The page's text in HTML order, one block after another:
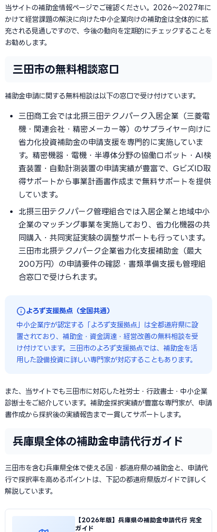
当サイトの補助金情報ページでご確認ください。2026〜2027年に
かけて経営課題の解決に向けた中小企業向けの補助金は全体的に拡
充される見通しですので、今後の動向を定期的にチェックすることを
お勧めします。
三田市の無料相談窓口
補助金申請に関する無料相談は以下の窓口で受け付けています。
三田商工会では北摂三田テクノパーク入居企業（三菱電
機・関連会社・精密メーカー等）のサプライヤー向けに
省力化投資補助金の申請支援を専門的に実施していま
す。精密機器・電機・半導体分野の協働ロボット・AI検
査装置・自動計測装置の申請実績が豊富で、GビズID取
得サポートから事業計画書作成まで無料サポートを提供
しています。
北摂三田テクノパーク管理組合では入居企業と地域中小
企業のマッチング事業を実施しており、省力化機器の共
同購入・共同実証実験の調整サポートも行っています。
三田市北摂テクノパーク企業省力化支援補助金（最大
200万円）の申請要件の確認・書類準備支援も管理組
合窓口で受けられます。
よろず支援拠点（全国共通）
中小企業庁が認定する「よろず支援拠点」は全都道府県に設
置されており、補助金・資金調達・経営改善の無料相談を受
け付けています。三田市のよろず支援拠点では、補助金を活
用した設備投資に詳しい専門家が対応することもあります。
また、当サイトでも三田市に対応した社労士・行政書士・中小企業
診断士をご紹介しています。補助金採択実績が豊富な専門家が、申請
書作成から採択後の実績報告まで一貫してサポートします。
兵庫県全体の補助金申請代行ガイド
三田市を含む兵庫県全体で使える国・都道府県の補助金と、申請代
行で採択率を高めるポイントは、下記の都道府県版ガイドで詳しく
解説しています。
【2026年版】兵庫県の補助金申請代行 完全
ガイド